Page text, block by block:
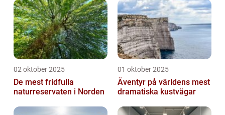
02 oktober 2025
De mest fridfulla
naturreservaten i Norden
01 oktober 2025
Äventyr på världens mest
dramatiska kustvägar